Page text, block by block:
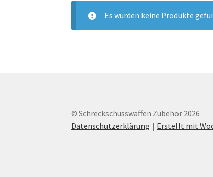
Es wurden keine Produkte
© Schreckschusswaffen Zubehör 2026
Datenschutzerklärung
Erstellt mit